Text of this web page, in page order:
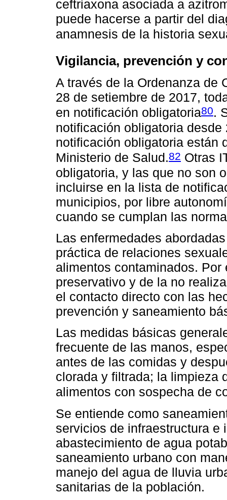
ceftriaxona asociada a
puede hacerse a partir del
anamnesis de la historia
Vigilancia, prevención y
A través de la Ordenanza de
28 de setiembre de 2017,
en notificación obligatoria80.
notificación obligatoria desde
notificación obligatoria están
Ministerio de Salud.82 Otras
obligatoria, y las que no son
incluirse en la lista de
municipios, por libre
cuando se cumplan las
Las enfermedades
práctica de relaciones
alimentos contaminados.
preservativo y de la no
el contacto directo con las
prevención y saneamiento
Las medidas básicas
frecuente de las manos,
antes de las comidas y
clorada y filtrada; la limpieza
alimentos con sospecha de
Se entiende como
servicios de infraestructura e
abastecimiento de agua
saneamiento urbano con
manejo del agua de lluvia
sanitarias de la población.